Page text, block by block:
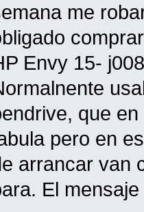
me
Envy 15-
que
pero en
arrancar van
El